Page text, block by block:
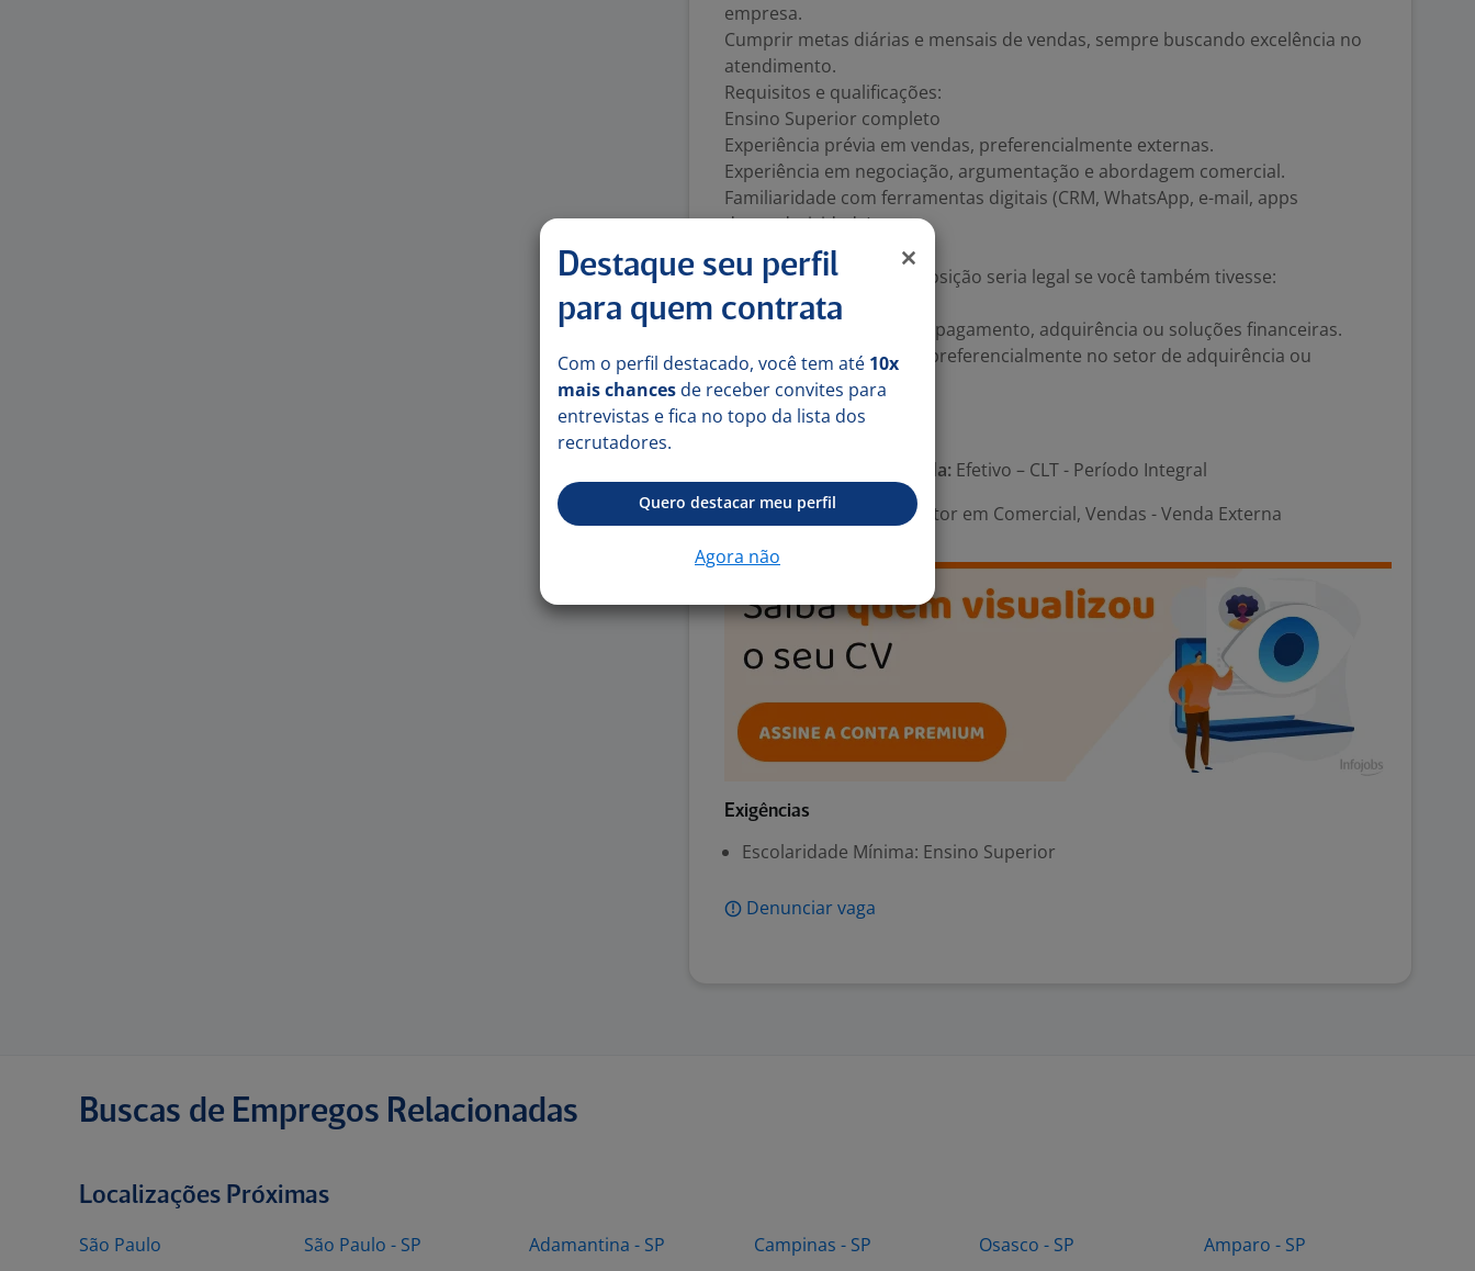
empresa.
Cumprir metas diárias e mensais de vendas, sempre buscando excelência no
atendimento.
Requisitos e qualificações:
Ensino Superior completo
Experiência prévia em vendas, preferencialmente externas.
Experiência em negociação, argumentação e abordagem comercial.
Familiaridade com ferramentas digitais (CRM, WhatsApp, e-mail, apps
de produtividade).
Informações adicionais:
Para se destacar nesta posição seria legal se você também tivesse:
Experiência em meios de pagamento, adquirência ou soluções financeiras.
Experiência com vendas preferencialmente no setor de adquirência ou
serviços financeiros).
Número de vagas:
Tipo de contrato e Jornada: Efetivo – CLT - Período Integral
Área Profissional:
Consultor em Comercial, Vendas - Venda Externa
Exigências
Escolaridade Mínima: Ensino Superior
Denunciar vaga
Buscas de Empregos Relacionadas
Localizações Próximas
São Paulo
São Paulo - SP
Adamantina - SP
Campinas - SP
Osasco - SP
Amparo - SP
Destaque seu perfil
para quem contrata
Com o perfil destacado, você tem até 10x
mais chances de receber convites para
entrevistas e fica no topo da lista dos
recrutadores.
Quero destacar meu perfil
Agora não